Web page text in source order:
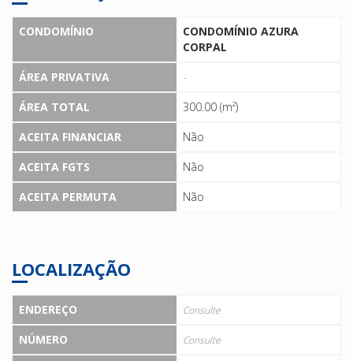
CONDOMÍNIO
CONDOMÍNIO AZURA
CORPAL
ÁREA PRIVATIVA
-
ÁREA TOTAL
300.00 (m²)
ACEITA FINANCIAR
Não
ACEITA FGTS
Não
ACEITA PERMUTA
Não
LOCALIZAÇÃO
ENDEREÇO Consulte
NÚMERO Consulte